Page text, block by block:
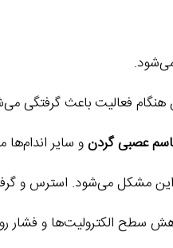
فعالیت باعث گرفتگی
عصبی گردنو سایر
این مشکل می‌شود. استرس و
سطح الکترولیت‌ها و فشار